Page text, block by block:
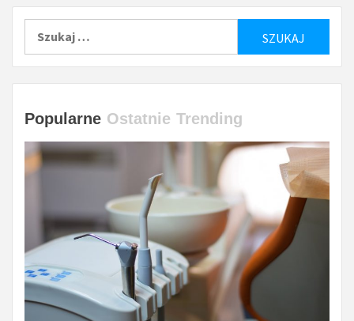
Popularne Ostatnie Trending